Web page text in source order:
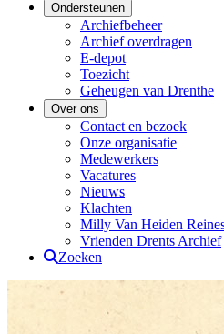
Ondersteunen
Archiefbeheer
Archief overdragen
E-depot
Toezicht
Geheugen van Drenthe
Over ons
Contact en bezoek
Onze organisatie
Medewerkers
Vacatures
Nieuws
Klachten
Milly Van Heiden
Vrienden Drents Archief
Zoeken
Drents Archief